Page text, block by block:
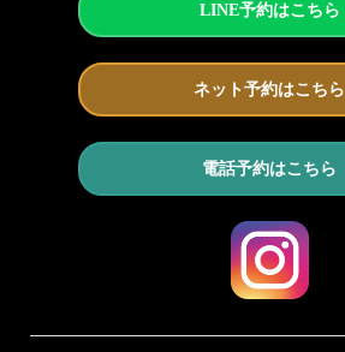
LINE予約はこちら
ネット予約はこちら
電話予約はこちら